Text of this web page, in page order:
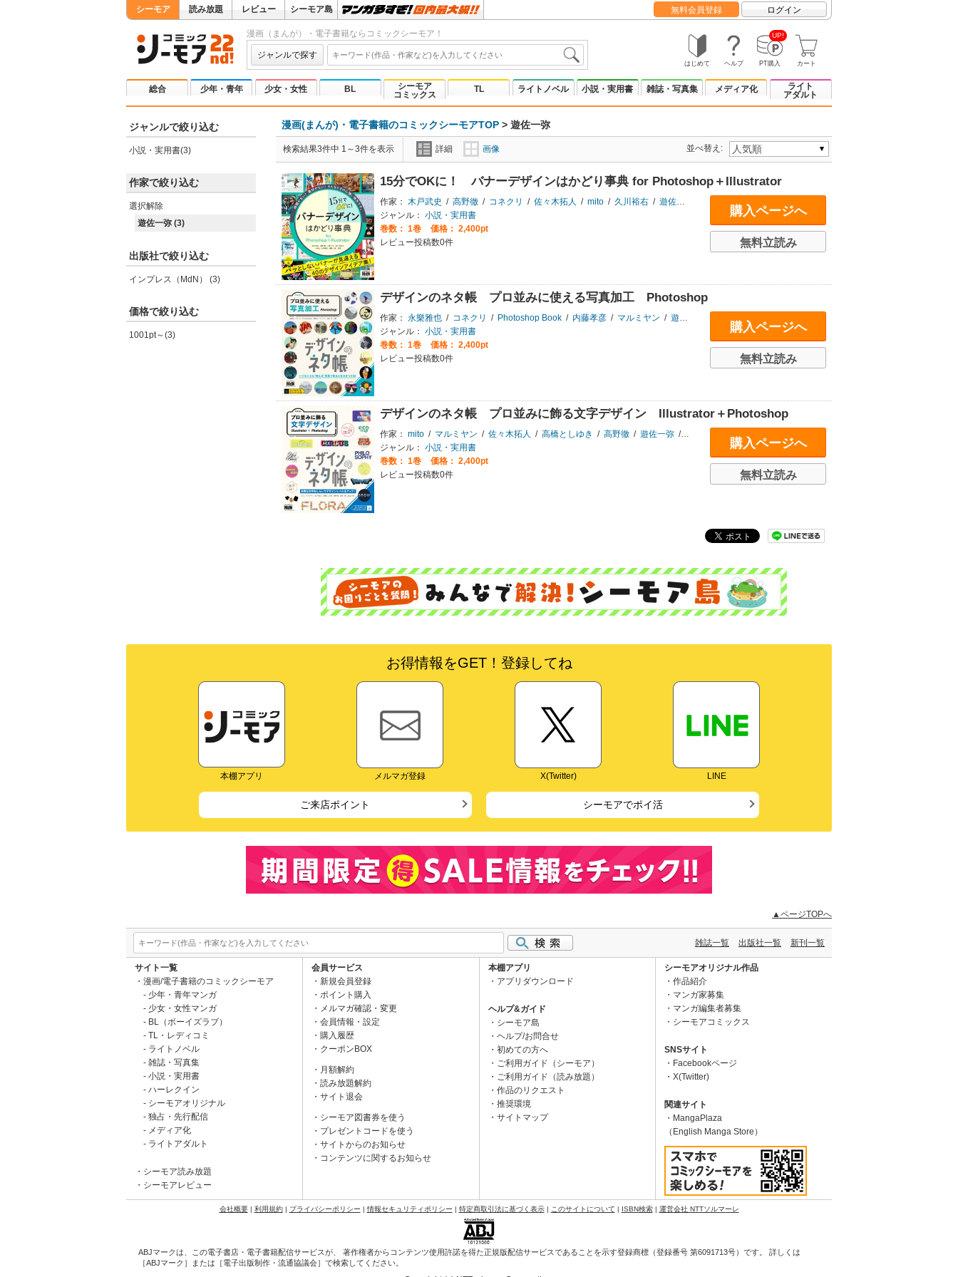
シーモア 読み放題 レビュー シーモア島 無料会員登録 ログイン
漫画（まんが）・電子書籍ならコミックシーモア！
ジャンルで探す
はじめて ヘルプ
UP!
PT購入 カート
総合 少年・青年 少女・女性 BL
シーモア
コミックス
TL ライトノベル 小説・実用書 雑誌・写真集 メディア化
ライト
アダルト
ジャンルで絞り込む
小説・実用書(3)
作家で絞り込む
選択解除
遊佐一弥 (3)
出版社で絞り込む
インプレス（MdN） (3)
価格で絞り込む
1001pt～(3)
漫画(まんが)・電子書籍のコミックシーモアTOP > 遊佐一弥
検索結果3件中 1～3件を表示 詳細 画像 並べ替え:
15分でOKに！ バナーデザインはかどり事典 for Photoshop＋Illustrator
作家： 木戸武史 / 高野徹 / コネクリ / 佐々木拓人 / mito / 久川裕右 / 遊佐一弥
ジャンル： 小説・実用書
巻数： 1巻
価格： 2,400pt
レビュー投稿数0件
購入ページへ
無料立読み
デザインのネタ帳 プロ並みに使える写真加工 Photoshop
作家： 永樂雅也 / コネクリ / Photoshop Book / 内藤孝彦 / マルミヤン / 遊佐一弥
ジャンル： 小説・実用書
巻数： 1巻
価格： 2,400pt
レビュー投稿数0件
購入ページへ
無料立読み
デザインのネタ帳 プロ並みに飾る文字デザイン Illustrator＋Photoshop
作家： mito / マルミヤン / 佐々木拓人 / 高橋としゆき / 高野徹 / 遊佐一弥 / anyan
ジャンル： 小説・実用書
巻数： 1巻
価格： 2,400pt
レビュー投稿数0件
購入ページへ
無料立読み
お得情報をGET！登録してね
本棚アプリ メルマガ登録 X(Twitter) LINE
ご来店ポイント シーモアでポイ活
▲ページTOPへ
雑誌一覧 出版社一覧 新刊一覧
サイト一覧
漫画/電子書籍のコミックシーモア
少年・青年マンガ
少女・女性マンガ
BL（ボーイズラブ）
TL・レディコミ
ライトノベル
雑誌・写真集
小説・実用書
ハーレクイン
シーモアオリジナル
独占・先行配信
メディア化
ライトアダルト
シーモア読み放題
シーモアレビュー
会員サービス
新規会員登録
ポイント購入
メルマガ確認・変更
会員情報・設定
購入履歴
クーポンBOX
月額解約
読み放題解約
サイト退会
シーモア図書券を使う
プレゼントコードを使う
サイトからのお知らせ
コンテンツに関するお知らせ
本棚アプリ
アプリダウンロード
ヘルプ&ガイド
シーモア島
ヘルプ/お問合せ
初めての方へ
ご利用ガイド（シーモア）
ご利用ガイド（読み放題）
作品のリクエスト
推奨環境
サイトマップ
シーモアオリジナル作品
作品紹介
マンガ家募集
マンガ編集者募集
シーモアコミックス
SNSサイト
Facebookページ
X(Twitter)
関連サイト
MangaPlaza
（English Manga Store）
会社概要| 利用規約| プライバシーポリシー | 情報セキュリティポリシー | 特定商取引法に基づく表示| このサイトについて | ISBN検索| 運営会社 NTTソルマーレ
ABJマークは、この電子書店・電子書籍配信サービスが、 著作権者からコンテンツ使用許諾を得た正規版配信サービスであることを示す登録商標（登録番号 第6091713号）です。 詳しくは
［ABJマーク］または［電子出版制作・流通協議会］で検索してください。